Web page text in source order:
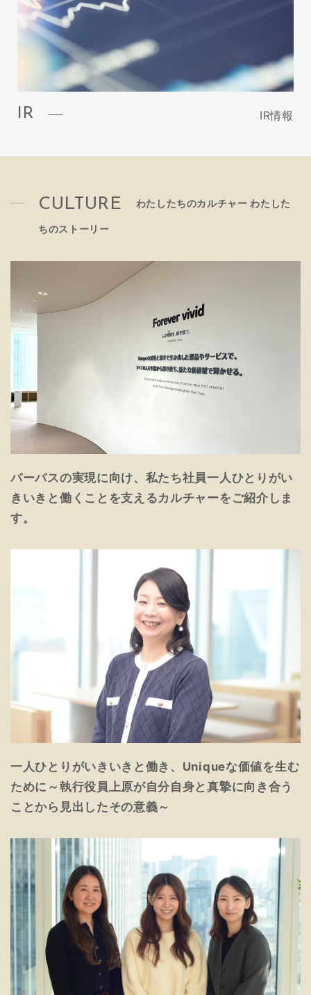
IR IR情報
CULTURE わたしたちのカルチャー わたした
ちのストーリー
パーパスの実現に向け、私たち社員一人ひとりがい
きいきと働くことを支えるカルチャーをご紹介しま
す。
一人ひとりがいきいきと働き、Uniqueな価値を生む
ために～執行役員上原が自分自身と真摯に向き合う
ことから見出したその意義～